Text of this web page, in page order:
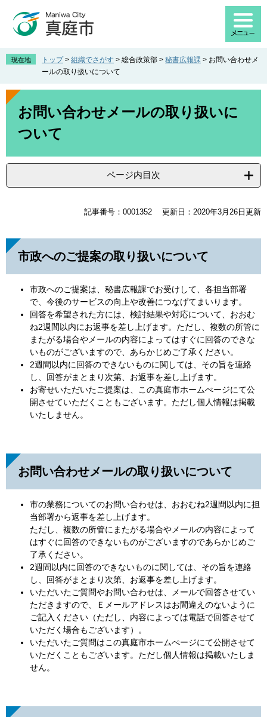
先
。
を
て
現在地 トップ > 組織でさがす > 総合政策部 > 秘書広報課 > お問い合わせメ
ールの取り扱いについて
本
お問い合わせメールの取り扱いに
ついて
ページ内目次
記事番号：0001352 更新日：2020年3月26日更新
市政へのご提案の取り扱いについて
市政へのご提案は、秘書広報課でお受けして、各担当部署
で、今後のサービスの向上や改善につなげてまいります。
回答を希望された方には、検討結果や対応について、おおむ
ね2週間以内にお返事を差し上げます。ただし、複数の所管に
またがる場合やメールの内容によってはすぐに回答のできな
いものがございますので、あらかじめご了承ください。
2週間以内に回答のできないものに関しては、その旨を連絡
し、回答がまとまり次第、お返事を差し上げます。
お寄せいただいたご提案は、この真庭市ホームぺージにて公
開させていただくこともございます。ただし個人情報は掲載
いたしません。
お問い合わせメールの取り扱いについて
市の業務についてのお問い合わせは、おおむね2週間以内に担
当部署から返事を差し上げます。
ただし、複数の所管にまたがる場合やメールの内容によって
はすぐに回答のできないものがございますのであらかじめご
了承ください。
2週間以内に回答のできないものに関しては、その旨を連絡
し、回答がまとまり次第、お返事を差し上げます。
いただいたご質問やお問い合わせは、メールで回答させてい
ただきますので、Ｅメールアドレスはお間違えのないように
ご記入ください（ただし、内容によっては電話で回答させて
いただく場合もございます）。
いただいたご質問はこの真庭市ホームぺージにて公開させて
いただくこともございます。ただし個人情報は掲載いたしま
せん。